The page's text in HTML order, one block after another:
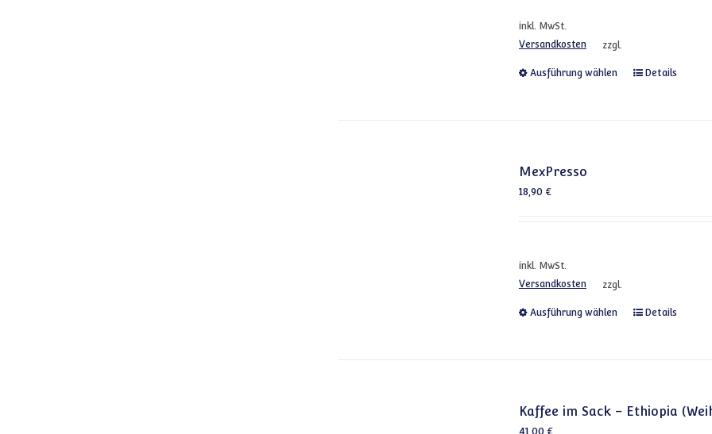
inkl. MwSt.
zzgl.
Versandkosten
Ausführung wählen Dieses
Details
MexPresso
18,90 €
inkl. MwSt.
zzgl.
Versandkosten
Ausführung wählen Dieses
Details
Kaffee im Sack – Ethiopia
41,00 €